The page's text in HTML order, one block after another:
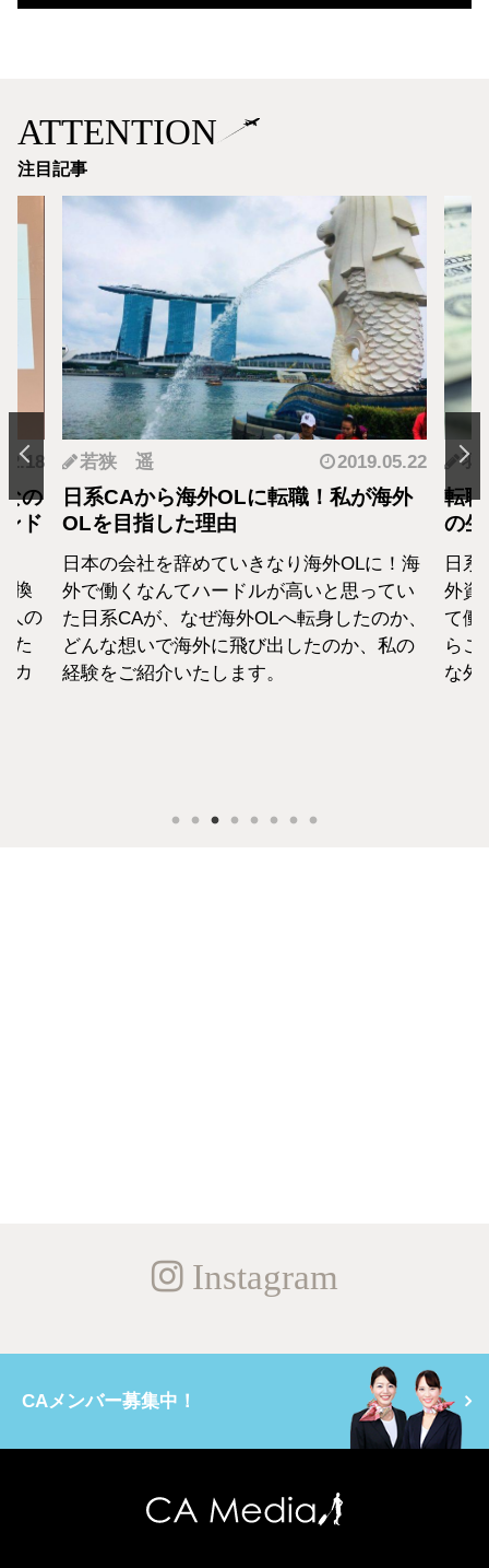
ATTENTION
注目記事
の
ド
換
人の
た
カ
若狭 遥 2019.05.22
日系CAから海外OLに転職！私が海外
OLを目指した理由
日本の会社を辞めていきなり海外OLに！海
外で働くなんてハードルが高いと思ってい
た日系CAが、なぜ海外OLへ転身したのか、
どんな想いで海外に飛び出したのか、私の
経験をご紹介いたします。
羽
転
の
日
外資
て働
らこ
な外
Instagram
CAメンバー募集中！